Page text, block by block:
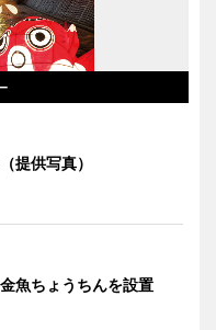
提供写真）
魚ちょうちんを設置